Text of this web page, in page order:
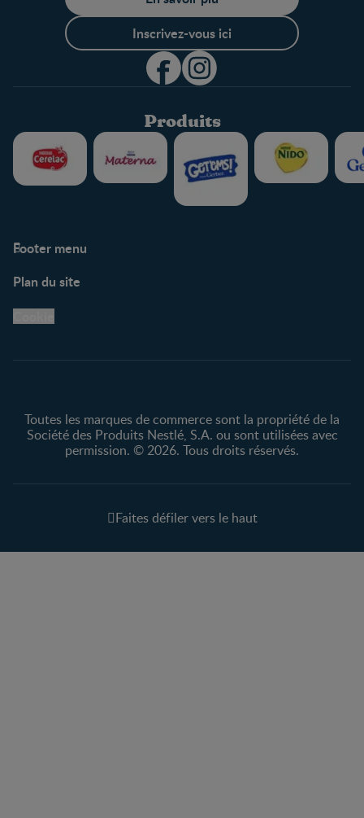
Inscrivez-vous ici
Produits
Footer menu
Centre de soutien
Avis légaux
Protection des
Plan du site
Toutes les marques de commerce sont la propriété de la
Société des Produits Nestlé, S.A. ou sont utilisées avec
permission. © 2026. Tous droits réservés.
Faites défiler vers le haut